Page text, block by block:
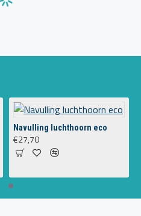
Navulling luchthoorn eco
€27,70